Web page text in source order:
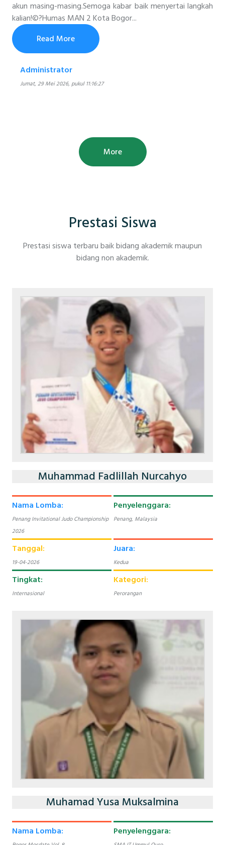
akun masing-masing.Semoga kabar baik menyertai langkah
kalian!©?Humas MAN 2 Kota Bogor...
Read More
Administrator
Jumat, 29 Mei 2026, pukul 11:16:27
More
Prestasi Siswa
Prestasi siswa terbaru baik bidang akademik maupun
bidang non akademik.
Muhammad Fadlillah Nurcahyo
Nama Lomba:
Penang Invitational Judo Championship
2026
Penyelenggara:
Penang, Malaysia
Tanggal:
19-04-2026
Juara:
Kedua
Tingkat:
Internasional
Kategori:
Perorangan
Muhamad Yusa Muksalmina
Nama Lomba: Penyelenggara: